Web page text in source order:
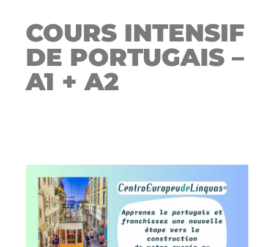
COURS INTENSIF
DE PORTUGAIS –
A1 + A2